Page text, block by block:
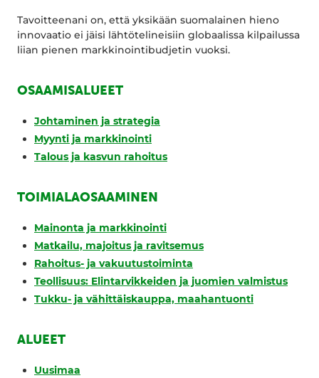
Tavoitteenani on, että yksikään suomalainen hieno
innovaatio ei jäisi lähtötelineisiin globaalissa kilpailussa
liian pienen markkinointibudjetin vuoksi.
OSAAMISALUEET
Johtaminen ja strategia
Myynti ja markkinointi
Talous ja kasvun rahoitus
TOIMIALAOSAAMINEN
Mainonta ja markkinointi
Matkailu, majoitus ja ravitsemus
Rahoitus- ja vakuutustoiminta
Teollisuus: Elintarvikkeiden ja juomien valmistus
Tukku- ja vähittäiskauppa, maahantuonti
ALUEET
Uusimaa